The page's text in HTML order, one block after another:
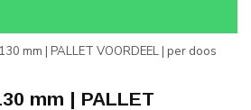
mm | PALLET VOORDEEL | per doos
mm | PALLET